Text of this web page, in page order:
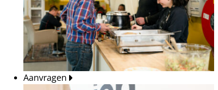
Aanvragen